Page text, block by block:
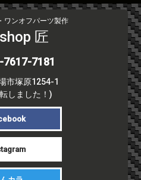
ワンオフパーツ製作
匠
7617-7181
市塚原1254-1
しました！)